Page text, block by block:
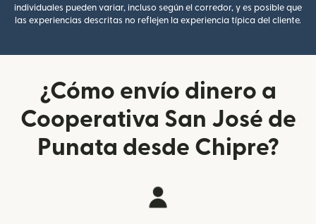
individuales pueden variar, incluso según el corredor, y es posible que
las experiencias descritas no reflejen la experiencia típica del cliente.
¿Cómo envío dinero a
Cooperativa San José de
Punata desde Chipre?